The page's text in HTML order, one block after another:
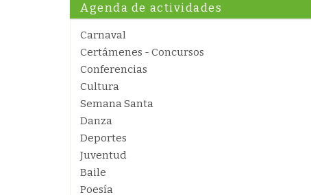
Agenda de actividades
Carnaval
Certámenes - Concursos
Conferencias
Cultura
Semana Santa
Danza
Deportes
Juventud
Baile
Poesía